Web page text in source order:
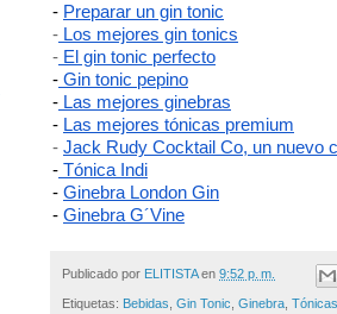
- Preparar un gin tonic
- Los mejores gin tonics
- El gin tonic perfecto
- Gin tonic pepino
- Las mejores ginebras
- Las mejores tónicas premium
- Jack Rudy Cocktail Co, un nuevo
- Tónica Indi
- Ginebra London Gin
- Ginebra G´Vine
Publicado por ELITISTA en 9:52 p. m.
Etiquetas: Bebidas Gin Tonic Ginebra Tónicas